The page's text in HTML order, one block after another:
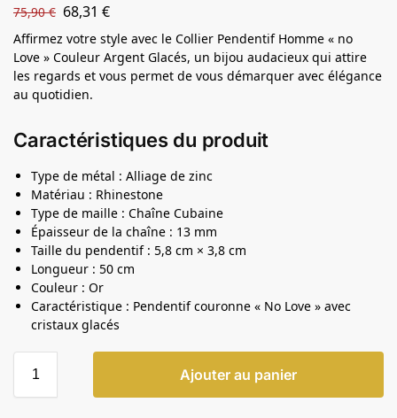
75,90€ 68,31 €
Affirmez votre style avec le Collier Pendentif Homme « no
Love » Couleur Argent Glacés, un bijou audacieux qui attire
les regards et vous permet de vous démarquer avec élégance
au quotidien.
Caractéristiques du produit
Type de métal : Alliage de zinc
Matériau : Rhinestone
Type de maille : Chaîne Cubaine
Épaisseur de la chaîne : 13 mm
Taille du pendentif : 5,8 cm × 3,8 cm
Longueur : 50 cm
Couleur : Or
Caractéristique : Pendentif couronne « No Love » avec
cristaux glacés
Ajouter au panier